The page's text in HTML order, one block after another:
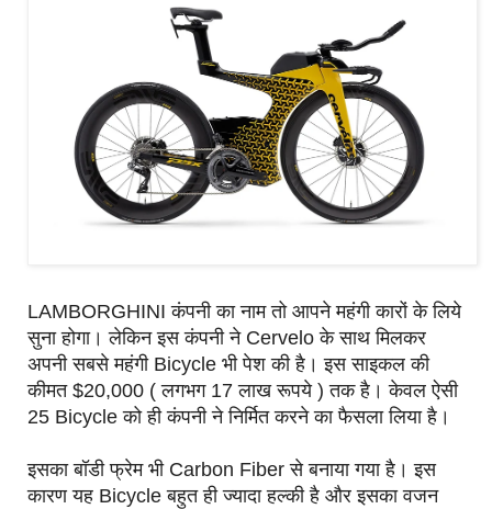
LAMBORGHINI कंपनी का नाम तो आपने महंगी कारों के लिये
सुना होगा। लेकिन इस कंपनी ने Cervelo के साथ मिलकर
अपनी सबसे महंगी Bicycle भी पेश की है। इस साइकल की
कीमत $20,000 ( लगभग 17 लाख रूपये ) तक है। केवल ऐसी
25 Bicycle को ही कंपनी ने निर्मित करने का फैसला लिया है।
इसका बॉडी फ्रेम भी Carbon Fiber से बनाया गया है। इस
कारण यह Bicycle बहुत ही ज्यादा हल्की है और इसका वजन